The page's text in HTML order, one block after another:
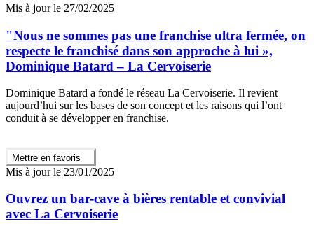
Mis à jour le 27/02/2025
"Nous ne sommes pas une franchise ultra fermée, on
respecte le franchisé dans son approche à lui »,
Dominique Batard – La Cervoiserie
Dominique Batard a fondé le réseau La Cervoiserie. Il revient
aujourd’hui sur les bases de son concept et les raisons qui l’ont
conduit à se développer en franchise.
Mettre en favoris
Mis à jour le 23/01/2025
Ouvrez un bar-cave à bières rentable et convivial
avec La Cervoiserie